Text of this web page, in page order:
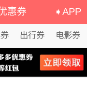
惠券 ➧APP
出行券 电影券